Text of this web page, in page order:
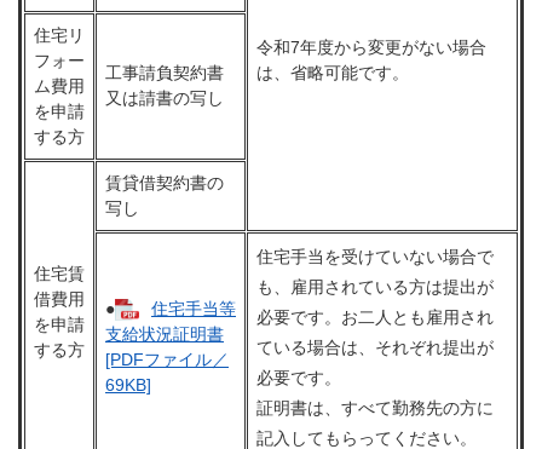
令和7年度から変更がない場合
は、省略可能です。
住宅リ
フォー
ム費用
を申請
する方
工事請負契約書
又は請書の写し
住宅賃
借費用
を申請
する方
賃貸借契約書の
写し
●
住宅手当等
支給状況証明書
[PDFファイル／
69KB]
住宅手当を受けていない場合で
も、雇用されている方は提出が
必要です。お二人とも雇用され
ている場合は、それぞれ提出が
必要です。
証明書は、すべて勤務先の方に
記入してもらってください。